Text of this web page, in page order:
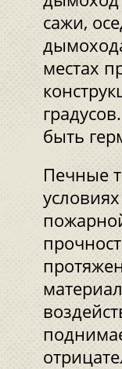
сажи,
местах
быть
Печные